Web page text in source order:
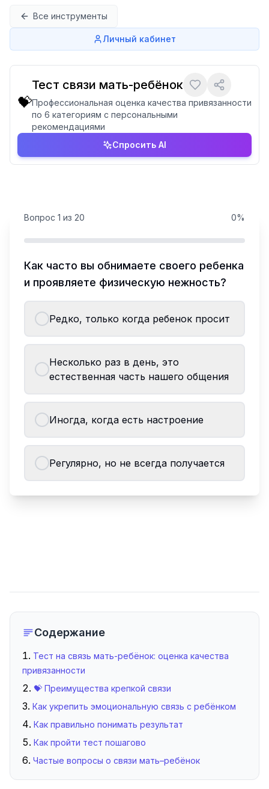
Все инструменты
Личный кабинет
💝
Тест связи мать-ребёнок
Профессиональная оценка качества привязанности
по 6 категориям с персональными
рекомендациями
Спросить AI
Вопрос 1 из 20 0%
Как часто вы обнимаете своего ребенка
и проявляете физическую нежность?
Редко, только когда ребенок просит
Несколько раз в день, это
естественная часть нашего общения
Иногда, когда есть настроение
Регулярно, но не всегда получается
Содержание
Тест на связь мать-ребёнок: оценка качества
привязанности
💝 Преимущества крепкой связи
Как укрепить эмоциональную связь с ребёнком
Как правильно понимать результат
Как пройти тест пошагово
Частые вопросы о связи мать–ребёнок